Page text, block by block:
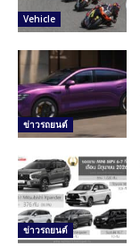
Vehicle
ข่าวรถยนต์
ข่าวรถยนต์